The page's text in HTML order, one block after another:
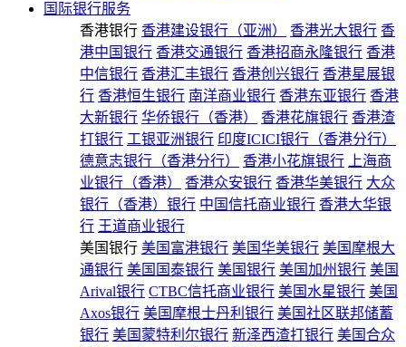
国际银行服务
香港银行 香港建设银行（亚洲） 香港光大银行 香
港中国银行 香港交通银行 香港招商永隆银行 香港
中信银行 香港汇丰银行 香港创兴银行 香港星展银
行 香港恒生银行 南洋商业银行 香港东亚银行 香港
大新银行 华侨银行（香港） 香港花旗银行 香港渣
打银行 工银亚洲银行 印度ICICI银行（香港分行）
德意志银行（香港分行）
香港小花旗银行
上海商
业银行（香港）
香港众安银行 香港华美银行 大众
银行（香港）银行 中国信托商业银行 香港大华银
行 王道商业银行
美国银行 美国富港银行 美国华美银行 美国摩根大
通银行 美国国泰银行 美国银行 美国加州银行 美国
Arival银行 CTBC信托商业银行 美国水星银行 美国
Axos银行 美国摩根士丹利银行 美国社区联邦储蓄
银行 美国蒙特利尔银行 新泽西渣打银行 美国合众